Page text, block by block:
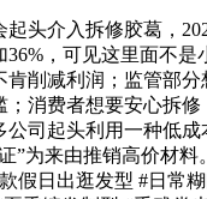
介入拆修胶葛，
，可见这里面不是
肯削减利润；监管部
消费者想要安心拆修
司起头利用一种低
”为来由推销高价材料。
日出逛发型 #日常糊